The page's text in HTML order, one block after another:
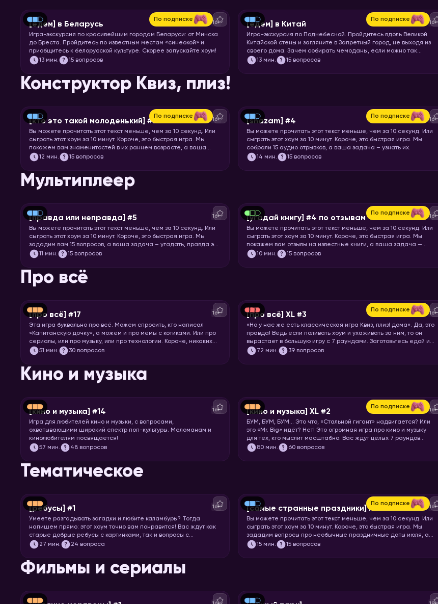
По подписке
[едем] в Беларусь 16+
Игра-экскурсия по красивейшим городам Беларуси: от Минска
до Бреста. Пройдитесь по известным местам «синеокой» и
приобщитесь к белорусской культуре. Скорее запускайте хоум!
13 мин. 15 вопросов
По подписке
[едем] в Китай 16+
Игра-экскурсия по Поднебесной. Пройдитесь вдоль Великой
Китайской стены и загляните в Запретный город, не выходя из
своего дома. Зачем собирать чемоданы, если можно так
просто увидеть Шанхай и Пекин? Вспоминайте свой любимый
13мин. 15 вопросов
Конструктор Квиз, плиз!
По подписке
[кто это такой молоденький] #5 16+
Вы можете прочитать этот текст меньше, чем за 10 секунд. Или
сыграть этот хоум за 10 минут. Короче, это быстрая игра. Мы
покажем вам знаменитостей в их раннем возрасте, а ваша
задача – узнать их.
12 мин. 15 вопросов
По подписке
[shazam] #4 16+
Вы можете прочитать этот текст меньше, чем за 10 секунд. Или
сыграть этот хоум за 10 минут. Короче, это быстрая игра. Мы
собрали 15 аудио отрывков, а ваша задача – узнать их.
14 мин. 15 вопросов
Мультиплеер
[правда или неправда] #5 16+
Вы можете прочитать этот текст меньше, чем за 10 секунд. Или
сыграть этот хоум за 10 минут. Короче, это быстрая игра. Мы
зададим вам 15 вопросов, а ваша задача – угадать, правда это
или нет.
11 мин. 15 вопросов
По подписке
[угадай книгу] #4 по отзывам 16+
Вы можете прочитать этот текст меньше, чем за 10 секунд. Или
сыграть этот хоум за 10 минут. Короче, это быстрая игра. Мы
покажем вам отзывы на известные книги, а ваша задача —
угадать, что это за книга.
10мин. 15 вопросов
Про всё
[про всё] #17 16+
Эта игра буквально про всё. Можем спросить, кто написал
«Капитанскую дочку», а можем и про мемы с котиками. Или про
сериалы, или про музыку, или про технологии. Короче, никаких
специфических знаний не требуется! Только вы и ваше
51 мин. 30 вопросов
По подписке
[про всё] XL #3 16+
«Но у нас же есть классическая игра Квиз, плиз! дома». Да, это
правда! Ведь если поливать хоум и ухаживать за ним, то он
вырастает в большую игру с 7 раундами. Заготовьтесь едой и
запускайте хоумище!
72 мин. 39 вопросов
Кино и музыка
[кино и музыка] #14 16+
Игра для любителей кино и музыки, с вопросами,
охватывающими широкий спектр поп-культуры. Меломанам и
кинолюбителям посвящается!
57 мин. 48 вопросов
По подписке
[кино и музыка] XL #2 16+
БУМ, БУМ, БУМ… Это что, «Стальной гигант» надвигается? Или
это «Mr. Big» идёт? Нет! Это огромная игра про кино и музыку
для тех, кто мыслит масштабно. Вас ждут целых 7 раундов
песен, клипов, отрывков из фильмов, сериалов и мультфильмов.
80мин. 60 вопросов
Тематическое
[ребусы] #1 16+
Умеете разгадывать загадки и любите каламбуры? Тогда
напишем прямо: этот хоум точно вам понравится! Вас ждут как
старые добрые ребусы с картинками, так и вопросы с
визуальными подсказками. Вспоминайте, что означает
27 мин. 24 вопроса
По подписке
[самые странные праздники] июль 16+
Вы можете прочитать этот текст меньше, чем за 10 секунд. Или
сыграть этот хоум за 10 минут. Короче, это быстрая игра. Мы
зададим вопросы про необычные праздничные даты июля, а
ваша задача отгадать название или особенности этих
15мин. 15 вопросов
Фильмы и сериалы